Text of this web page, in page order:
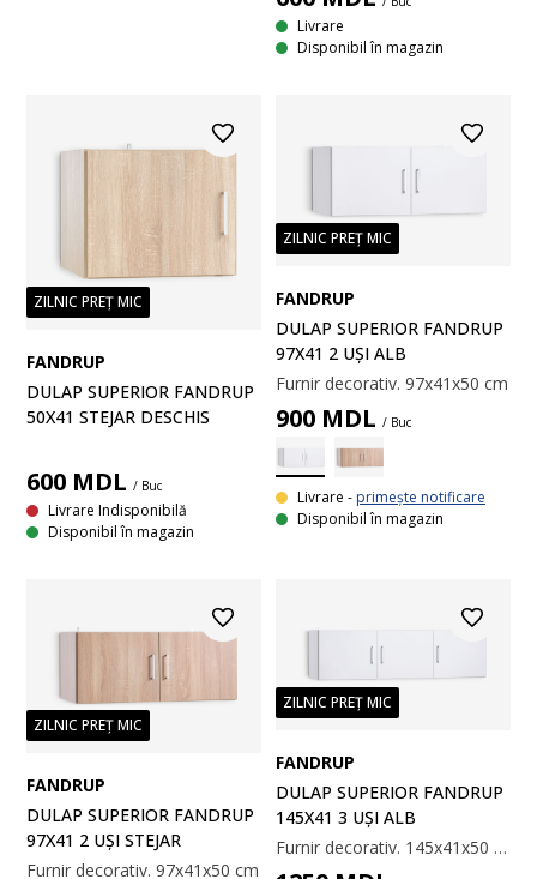
Livrare
Disponibil în magazin
ZILNIC PREȚ MIC
FANDRUP
DULAP SUPERIOR FANDRUP
50X41 STEJAR DESCHIS
600 MDL / Buc
Livrare Indisponibilă
Disponibil în magazin
ZILNIC PREȚ MIC
FANDRUP
DULAP SUPERIOR FANDRUP
97X41 2 UȘI ALB
Furnir decorativ. 97x41x50 cm
900 MDL / Buc
Livrare - primește notificare
Disponibil în magazin
ZILNIC PREȚ MIC
FANDRUP
DULAP SUPERIOR FANDRUP
97X41 2 UȘI STEJAR
Furnir decorativ. 97x41x50 cm
ZILNIC PREȚ MIC
FANDRUP
DULAP SUPERIOR FANDRUP
145X41 3 UȘI ALB
Furnir decorativ. 145x41x50 cm